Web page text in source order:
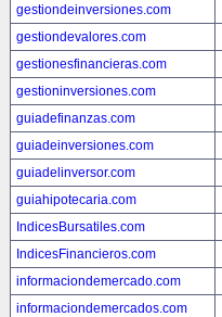
gestiondeinversiones.com
gestiondevalores.com
gestionesfinancieras.com
gestioninversiones.com
guiadefinanzas.com
guiadeinversiones.com
guiadelinversor.com
guiahipotecaria.com
IndicesBursatiles.com
IndicesFinancieros.com
informaciondemercado.com
informaciondemercados.com